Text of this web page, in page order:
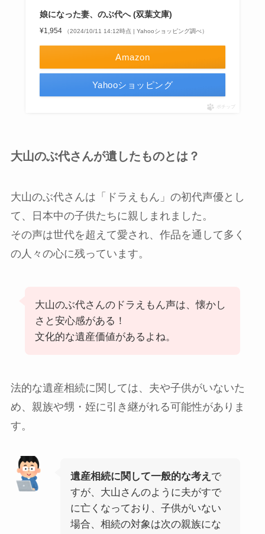
娘になった妻、のぶ代へ (双葉文庫)
¥1,954 （2024/10/11 14:12時点 | Yahooショッピング調べ）
Amazon
Yahooショッピング
ポチップ
大山のぶ代さんが遺したものとは？
大山のぶ代さんは「ドラえもん」の初代声優とし
て、日本中の子供たちに親しまれました。
その声は世代を超えて愛され、作品を通して多く
の人々の心に残っています。
大山のぶ代さんのドラえもん声は、懐かし
さと安心感がある！
文化的な遺産価値があるよね。
法的な遺産相続に関しては、夫や子供がいないた
め、親族や甥・姪に引き継がれる可能性がありま
す。
遺産相続に関して一般的な考え で
すが、大山さんのように夫がすで
に亡くなっており、子供がいない
場合、相続の対象は次の親族にな